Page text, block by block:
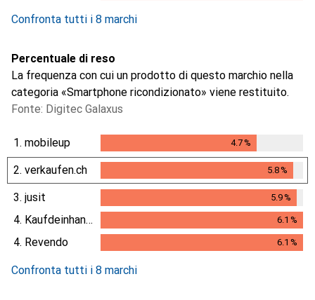
Confronta tutti i 8 marchi
Percentuale di reso
La frequenza con cui un prodotto di questo marchio nella
categoria «Smartphone ricondizionato» viene restituito.
Fonte: Digitec Galaxus
1. mobileup 4.7%
2. verkaufen.ch 5.8%
5.8%
3. jusit 5.9%
5.9%
4. Kaufdeinhandy.ch 6.1 %
6.1%
4. Revendo 6.1 %
Confronta tutti i 8 marchi